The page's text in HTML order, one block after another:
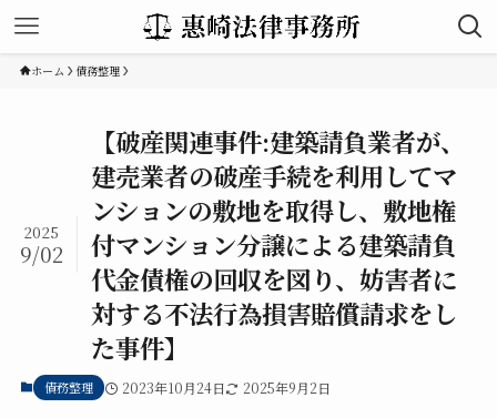
ホーム 債務整理
【破産関連事件:建築請負業者が、
建売業者の破産手続を利用してマ
ンションの敷地を取得し、敷地権
付マンション分譲による建築請負
代金債権の回収を図り、妨害者に
対する不法行為損害賠償請求をし
た事件】
2025
9/02
債務整理 2023年10月24日 2025年9月2日